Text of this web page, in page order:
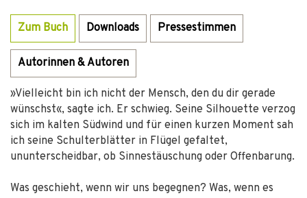
Zum Buch Downloads Pressestimmen
Autorinnen & Autoren
»Vielleicht bin ich nicht der Mensch, den du dir gerade
wünschst«, sagte ich. Er schwieg. Seine Silhouette verzog
sich im kalten Südwind und für einen kurzen Moment sah
ich seine Schulterblätter in Flügel gefaltet,
ununterscheidbar, ob Sinnestäuschung oder Offenbarung.
Was geschieht, wenn wir uns begegnen? Was, wenn es